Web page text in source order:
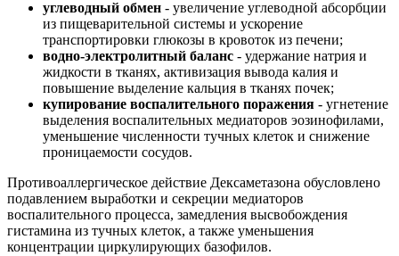
углеводный обмен - увеличение углеводной абсорбции
из пищеварительной системы и ускорение
транспортировки глюкозы в кровоток из печени;
водно-электролитный баланс - удержание натрия и
жидкости в тканях, активизация вывода калия и
повышение выделение кальция в тканях почек;
купирование воспалительного поражения - угнетение
выделения воспалительных медиаторов эозинофилами,
уменьшение численности тучных клеток и снижение
проницаемости сосудов.
Противоаллергическое действие Дексаметазона обусловлено
подавлением выработки и секреции медиаторов
воспалительного процесса, замедления высвобождения
гистамина из тучных клеток, а также уменьшения
концентрации циркулирующих базофилов.